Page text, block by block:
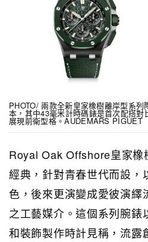
PHOTO/ 兩款全新皇家橡樹離岸型系
本，其中43毫米計時碼錶是首次配搭
展現前衛型格。AUDEMARS PIGUET
Royal Oak Offshore皇家橡
經典，針對青春世代而設，
色，後來更演變成愛彼演繹
之工藝媒介。這個系列腕錶
和裝飾製作時計見稱，流露